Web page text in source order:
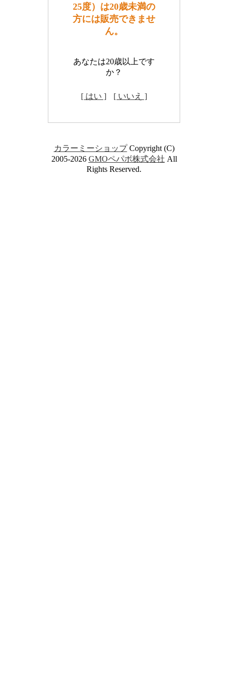
25度）は20歳未満の
方には販売できませ
ん。
あなたは20歳以上です
か？
[ はい ] [ いいえ ]
カラーミーショップCopyright (C)
2005-2026 GMOペパボ株式会社 All
Rights Reserved.